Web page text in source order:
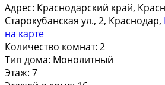
Адрес: Краснодарский край,
Старокубанская ул., 2, Краснодар,
на карте
Количество комнат: 2
Тип дома: Монолитный
Этаж: 7